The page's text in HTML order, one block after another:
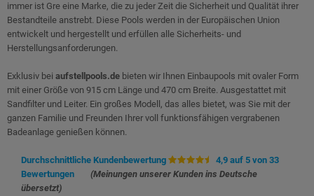
immer ist Gre eine Marke, die zu jeder Zeit die Sicherheit und Qualität ihrer
Bestandteile anstrebt. Diese Pools werden in der Europäischen Union
entwickelt und hergestellt und erfüllen alle Sicherheits- und
Herstellungsanforderungen.
Exklusiv bei aufstellpools.de bieten wir Ihnen Einbaupools mit ovaler Form
mit einer Größe von 915 cm Länge und 470 cm Breite. Ausgestattet mit
Sandfilter und Leiter. Ein großes Modell, das alles bietet, was Sie mit der
ganzen Familie und Freunden Ihrer voll funktionsfähigen vergrabenen
Badeanlage genießen können.
Durchschnittliche Kundenbewertung
4,9 auf 5 von 33
Bewertungen
(Meinungen unserer Kunden ins Deutsche
übersetzt)